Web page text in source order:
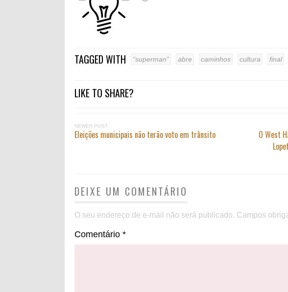
TAGGED WITH “superman” abre caminhos cultura final
LIKE TO SHARE?
NEWER POST
Eleições municipais não terão voto em trânsito
O West
DEIXE UM COMENTÁRIO
O seu endereço de e-mail não será publicado. Campos
Comentário *